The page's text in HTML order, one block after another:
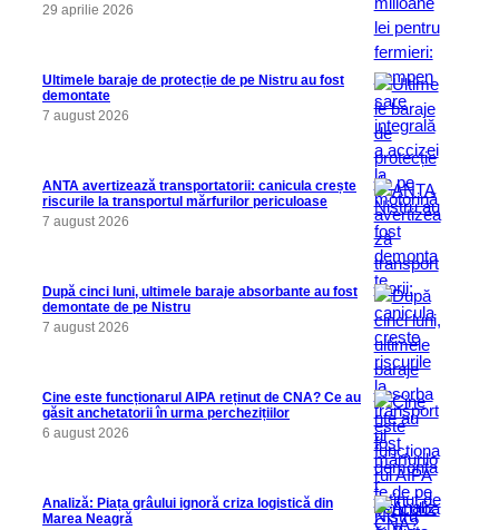
29 aprilie 2026
Ultimele baraje de protecție de pe Nistru au fost
demontate
7 august 2026
ANTA avertizează transportatorii: canicula crește
riscurile la transportul mărfurilor periculoase
7 august 2026
După cinci luni, ultimele baraje absorbante au fost
demontate de pe Nistru
7 august 2026
Cine este funcționarul AIPA reținut de CNA? Ce au
găsit anchetatorii în urma perchezițiilor
6 august 2026
Analiză: Piața grâului ignoră criza logistică din
Marea Neagră